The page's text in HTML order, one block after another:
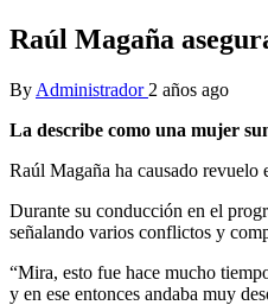
Raúl Magaña
By Administrador 2 años ago
La describe como una mujer
Raúl Magaña ha causado revuelo
Durante su conducción en el
señalando varios conflictos y
“Mira, esto fue hace mucho
y en ese entonces andaba muy